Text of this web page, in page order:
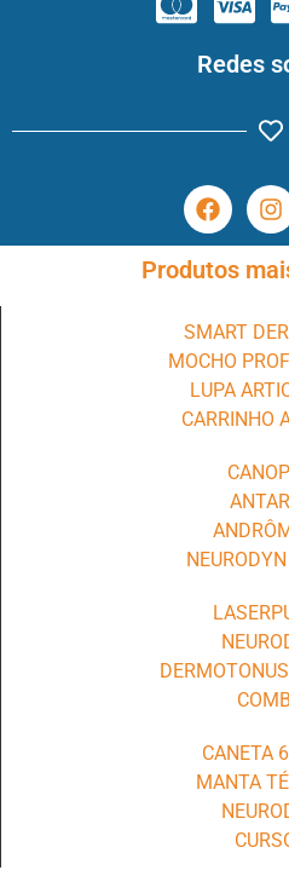
Redes
Produtos
SMART
MOCHO
LUPA
CARRINHO
CANETA
MANTA